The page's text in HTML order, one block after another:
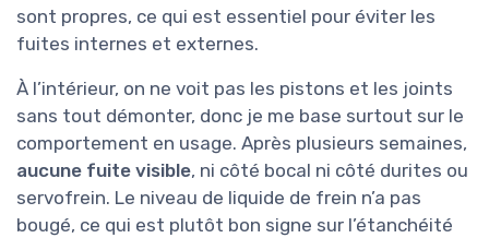
sont propres, ce qui est essentiel pour éviter les
fuites internes et externes.
À l’intérieur, on ne voit pas les pistons et les joints
sans tout démonter, donc je me base surtout sur le
comportement en usage. Après plusieurs semaines,
aucune fuite visible, ni côté bocal ni côté durites ou
servofrein. Le niveau de liquide de frein n’a pas
bougé, ce qui est plutôt bon signe sur l’étanchéité